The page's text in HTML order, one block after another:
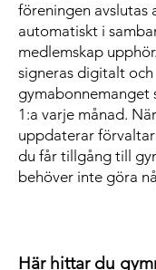
föreningen avslutas
automatiskt i
medlemskap
signeras digitalt och
1:a varje månad.
uppdaterar
du får tillgång till
behöver inte göra
Här hittar du